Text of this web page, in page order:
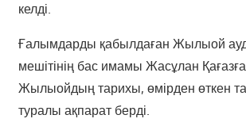
келді.
Ғалымдарды қабылдаған Жылыой
мешітінің бас имамы Жасұлан
Жылыойдың тарихы, өмірден өткен
туралы ақпарат берді.